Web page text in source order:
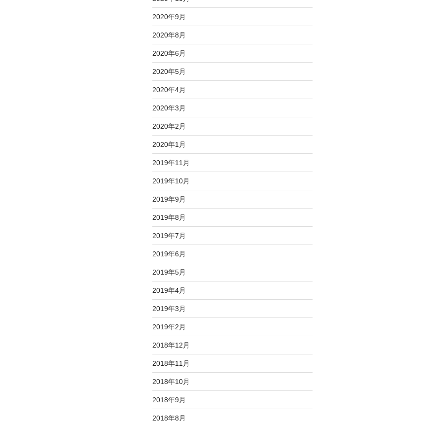
2020年9月
2020年8月
2020年6月
2020年5月
2020年4月
2020年3月
2020年2月
2020年1月
2019年11月
2019年10月
2019年9月
2019年8月
2019年7月
2019年6月
2019年5月
2019年4月
2019年3月
2019年2月
2018年12月
2018年11月
2018年10月
2018年9月
2018年8月